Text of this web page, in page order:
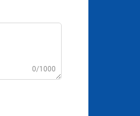
0/1000